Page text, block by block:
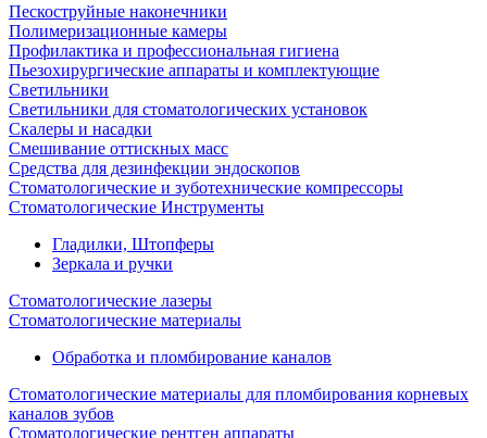
Пескоструйные наконечники
Полимеризационные камеры
Профилактика и профессиональная гигиена
Пьезохирургические аппараты и комплектующие
Светильники
Светильники для стоматологических установок
Скалеры и насадки
Смешивание оттискных масс
Средства для дезинфекции эндоскопов
Стоматологические и зуботехнические компрессоры
Стоматологические Инструменты
Гладилки, Штопферы
Зеркала и ручки
Стоматологические лазеры
Стоматологические материалы
Обработка и пломбирование каналов
Стоматологические материалы для пломбирования корневых
каналов зубов
Стоматологические рентген аппараты